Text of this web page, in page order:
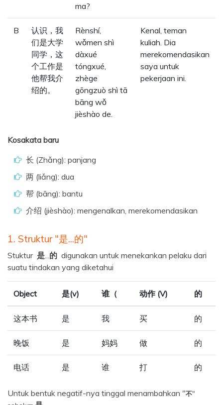
ma?
B
认识，我
们是大学
同学，这
个工作是
他帮我介
绍的。
Rènshí,
wǒmen shì
dàxué
tóngxué,
zhège
gōngzuò shì tā
bāng wǒ
jièshào de.
Kenal, teman
kuliah. Dia
merekomendasikan
saya untuk
pekerjaan ini.
Kosakata baru
长 (Zhǎng): panjang
两 (liǎng): dua
帮 (bāng): bantu
介绍 (jièshào): mengenalkan, merekomendasikan
1. Struktur "是...的"
Stuktur 是 的 digunakan untuk menekankan pelaku dari
suatu tindakan yang diketahui
Object 是(v) 谁（ 动作 (V) 的
这本书 是 我 买 的
晚饭 是 妈妈 做 的
电话 是 谁 打 的
Untuk bentuk negatif-nya tinggal menambahkan "不"